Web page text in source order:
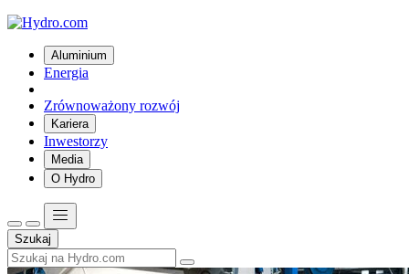
Aluminium
Energia
Zrównoważony rozwój
Kariera
Inwestorzy
Media
O Hydro
Szukaj